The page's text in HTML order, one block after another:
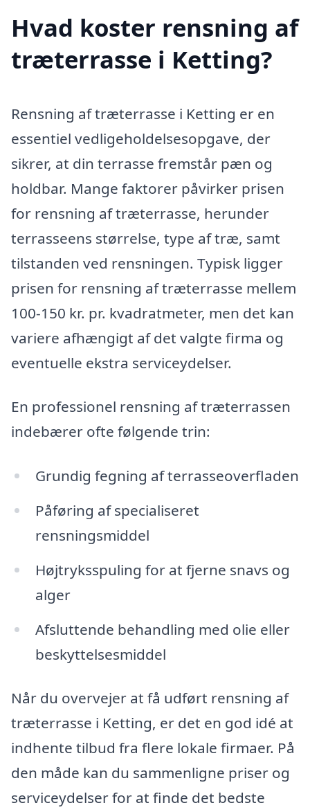
Hvad koster rensning af
træterrasse i Ketting?
Rensning af træterrasse i Ketting er en
essentiel vedligeholdelsesopgave, der
sikrer, at din terrasse fremstår pæn og
holdbar. Mange faktorer påvirker prisen
for rensning af træterrasse, herunder
terrasseens størrelse, type af træ, samt
tilstanden ved rensningen. Typisk ligger
prisen for rensning af træterrasse mellem
100-150 kr. pr. kvadratmeter, men det kan
variere afhængigt af det valgte firma og
eventuelle ekstra serviceydelser.
En professionel rensning af træterrassen
indebærer ofte følgende trin:
Grundig fegning af terrasseoverfladen
Påføring af specialiseret
rensningsmiddel
Højtryksspuling for at fjerne snavs og
alger
Afsluttende behandling med olie eller
beskyttelsesmiddel
Når du overvejer at få udført rensning af
træterrasse i Ketting, er det en god idé at
indhente tilbud fra flere lokale firmaer. På
den måde kan du sammenligne priser og
serviceydelser for at finde det bedste